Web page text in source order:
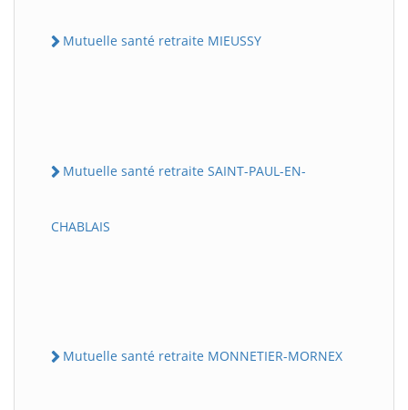
Mutuelle santé retraite MIEUSSY
Mutuelle santé retraite SAINT-PAUL-EN-
CHABLAIS
Mutuelle santé retraite MONNETIER-MORNEX